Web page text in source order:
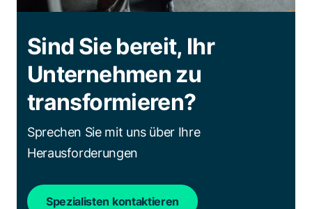
Sind Sie bereit, Ihr
Unternehmen zu
transformieren?
Sprechen Sie mit uns über Ihre
Herausforderungen
Spezialisten kontaktieren